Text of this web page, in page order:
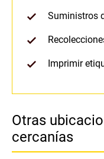
Suministros
Imprimir
Otras
cercanías